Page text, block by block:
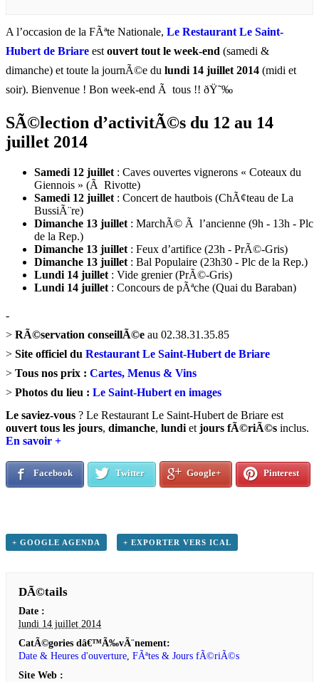
A l’occasion de la FÃªte Nationale, Le Restaurant Le Saint-
Hubert de Briare est ouvert tout le week-end (samedi &
dimanche) et toute la journÃ©e du lundi 14 juillet 2014 (midi et
soir). Bienvenue ! Bon week-end Ã tous !! ðŸ˜‰
SÃ©lection d’activitÃ©s du 12 au 14
juillet 2014
Samedi 12 juillet : Caves ouvertes vignerons « Coteaux du
Giennois » (Ã Rivotte)
Samedi 12 juillet : Concert de hautbois (ChÃ¢teau de La
BussiÃ¨re)
Dimanche 13 juillet : MarchÃ© Ã l’ancienne (9h - 13h - Plc
de la Rep.)
Dimanche 13 juillet : Feux d’artifice (23h - PrÃ©-Gris)
Dimanche 13 juillet : Bal Populaire (23h30 - Plc de la Rep.)
Lundi 14 juillet : Vide grenier (PrÃ©-Gris)
Lundi 14 juillet : Concours de pÃªche (Quai du Baraban)
-
> RÃ©servation conseillÃ©e au 02.38.31.35.85
> Site officiel du Restaurant Le Saint-Hubert de Briare
> Tous nos prix : Cartes, Menus & Vins
> Photos du lieu : Le Saint-Hubert en images
Le saviez-vous ? Le Restaurant Le Saint-Hubert de Briare est
ouvert tous les jours, dimanche, lundi et jours fÃ©riÃ©s inclus.
En savoir +
Facebook Twitter Google+ Pinterest
+ GOOGLE AGENDA + EXPORTER VERS ICAL
DÃ©tails
Date :
lundi 14 juillet 2014
CatÃ©gories dâ€™Ã‰vÃ¨nement:
Date & Heures d'ouverture,FÃªtes & Jours fÃ©riÃ©s
Site Web :